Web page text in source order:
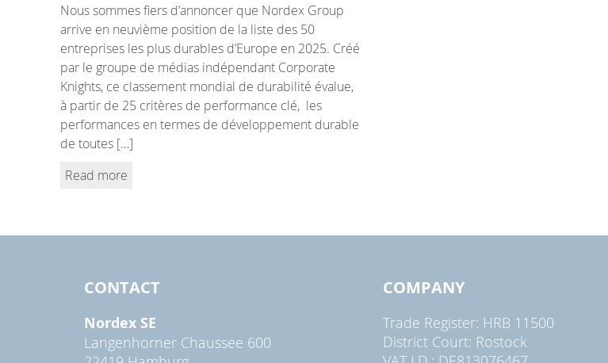
Nous sommes fiers d’annoncer que Nordex Group
arrive en neuvième position de la liste des 50
entreprises les plus durables d’Europe en 2025. Créé
par le groupe de médias indépendant Corporate
Knights, ce classement mondial de durabilité évalue,
à partir de 25 critères de performance clé, les
performances en termes de développement durable
de toutes […]
Read more
CONTACT
Nordex SE
Langenhorner Chaussee 600
COMPANY
Trade Register: HRB 11500
District Court: Rostock